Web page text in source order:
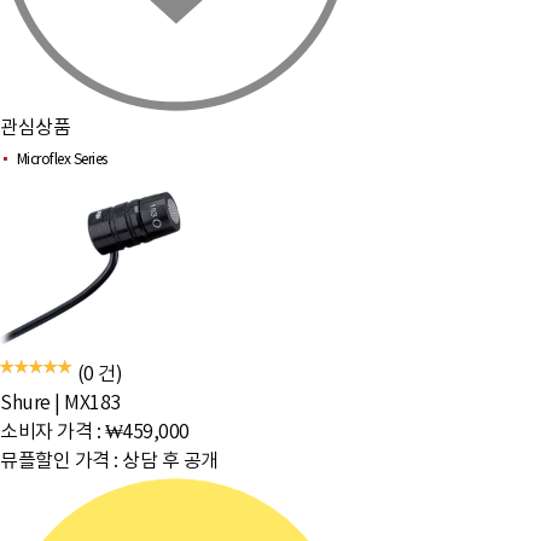
관심상품
Microflex Series
(0 건)
Shure
MX183
소비자 가격 : ₩459,000
뮤플할인 가격 : 상담 후 공개